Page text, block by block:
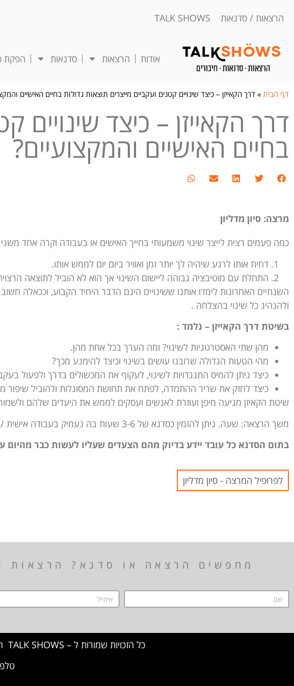
הרצאות / סדנאות TALK SHOWS
אודות הרצאות סדנאות הפקת
דף הבית » דרך הקאייזן – כיצד שינויים קטנים ועקביים מייצרים תוצאות גדולות בחיים האישיים
דרך הקאייזן – כיצד שינויים
בחיים האישיים והמקצועיים?
מרצה: סיון מדליון
כמה פעמים רצית לייצר שינוי משמעותי בחייך האישים או בעבודה וקרה אחד
דחית אותו לרגע שיהיה לך יותר זמן ואוויר ביום יום לממש אותו.
התחלת עם מוטיבציה גבוהה ליישום השינוי אך הוא לא הוביל לתוצאה
השנתיים האחרונות לימדו אותנו ששינויים הינם הדבר היחיד הקבוע, וככאלה
ולהנהיג כל שינוי בהצלחה .
בשיטת דרך הקאייזן – נלמד :
מהן שתי האסטרטגיות לשינוי? ומה הערך בכל אחת מהן.
מהי הטעות הגדולה שרובנו עושים בשינוי וכיצד להימנע מכך?
כיצד ניתן להמיס התנגדויות לשינוי, לעקוף את המכשולים בדרך ולפעול
כיצד לחזק את שריר ההתמדה, לפתח את תחושת המסוגלות ולהוביל שיפור
שיטת הקאיזן מגיעה מיפן ועוזרת לאנשים ועסקים לממש את היעדים שלהם
משך הרצאה: שעה. ניתן להזמין כסדנא של 3-6 שעות בה נעמיק בעבודה אישית / צוותית בהגדרת מטרות ובניית השלבים ליישום וניהול השינוי בהצלחה)
בתום הסדנא כל עובד יידע בדיוק מהם הצעדים שעליו לעשות כבר מהיום
לפרופיל המרצה - סיון מדליון
מחפשים הרצאה או סדנא? הרצאות
כל הזכויות שמורות ל – TALK SHOWS הרצאות סדנאות חיבורים 2024 © |